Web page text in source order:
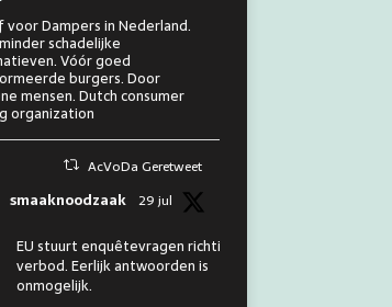
voor Dampers in Nederland.
schadelijke
Vóór goed
burgers. Door
mensen. Dutch consumer
organization
AcVoDa Geretweet
smaaknoodzaak 29 jul
EU stuurt enquêtevragen richting
verbod. Eerlijk antwoorden is
onmogelijk.